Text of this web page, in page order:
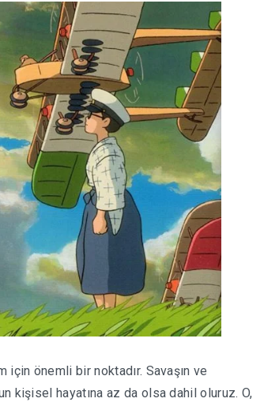
için önemli bir noktadır. Savaşın ve
kişisel hayatına az da olsa dahil oluruz. O,